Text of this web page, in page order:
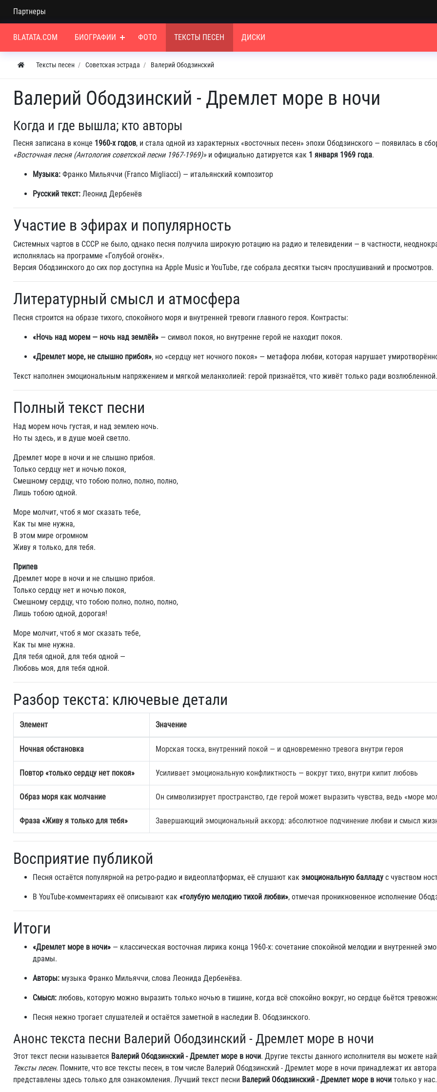
Партнеры
BLATATA.COM БИОГРАФИИ ФОТО ТЕКСТЫ ПЕСЕН ДИСКИ
Тексты песен Советская эстрада Валерий Ободзинский
Валерий Ободзинский - Дремлет море в ночи
Когда и где вышла; кто авторы
Песня записана в конце 1960-х годов, и стала одной из характерных «восточных песен» эпохи Ободзинского — появилась в
«Восточная песня (Антология советской песни 1967‑1969)»и официально датируется как 1 января 1969 года.
Музыка: Франко Мильяччи (Franco Migliacci) — итальянский композитор
Русский текст: Леонид Дербенёв
Участие в эфирах и популярность
Системных чартов в СССР не было, однако песня получила широкую ротацию на радио и телевидении — в частности,
исполнялась на программе «Голубой огонёк».
Версия Ободзинского до сих пор доступна на Apple Music и YouTube, где собрала десятки тысяч прослушиваний и просмотров.
Литературный смысл и атмосфера
Песня строится на образе тихого, спокойного моря и внутренней тревоги главного героя. Контрасты:
«Ночь над морем — ночь над землёй» — символ покоя, но внутренне герой не находит покоя.
«Дремлет море, не слышно прибоя», но «сердцу нет ночного покоя» — метафора любви, которая нарушает
Текст наполнен эмоциональным напряжением и мягкой меланхолией: герой признаётся, что живёт только ради возлюбленной.
Полный текст песни
Над морем ночь густая, и над землею ночь.
Но ты здесь, и в душе моей светло.
Дремлет море в ночи и не слышно прибоя.
Только сердцу нет и ночью покоя,
Смешному сердцу, что тобою полно, полно, полно,
Лишь тобою одной.
Море молчит, чтоб я мог сказать тебе,
Как ты мне нужна,
В этом мире огромном
Живу я только, для тебя.
Припев
Дремлет море в ночи и не слышно прибоя.
Только сердцу нет и ночью покоя,
Смешному сердцу, что тобою полно, полно, полно,
Лишь тобою одной, дорогая!
Море молчит, чтоб я мог сказать тебе,
Как ты мне нужна.
Для тебя одной, для тебя одной —
Любовь моя, для тебя одной.
Разбор текста: ключевые детали
Элемент Значение
Ночная обстановка Морская тоска, внутренний покой — и одновременно тревога внутри героя
Повтор «только сердцу нет покоя» Усиливает эмоциональную конфликтность — вокруг тихо, внутри кипит любовь
Образ моря как молчание Он символизирует пространство, где герой может выразить чувства, ведь «море
Фраза «Живу я только для тебя» Завершающий эмоциональный аккорд: абсолютное подчинение любви и смысл
Восприятие публикой
Песня остаётся популярной на ретро‑радио и видеоплатформах, её слушают как эмоциональную балладу с чувством
В YouTube‑комментариях её описывают как «голубую мелодию тихой любви», отмечая проникновенное исполнение
Итоги
«Дремлет море в ночи» — классическая восточная лирика конца 1960‑х: сочетание спокойной мелодии и внутренней
драмы.
Авторы: музыка Франко Мильяччи, слова Леонида Дербенёва.
Смысл: любовь, которую можно выразить только ночью в тишине, когда всё спокойно вокруг, но сердце бьётся
Песня нежно трогает слушателей и остаётся заметной в наследии В. Ободзинского.
Анонс текста песни Валерий Ободзинский - Дремлет море в ночи
Этот текст песни называется Валерий Ободзинский - Дремлет море в ночи. Другие тексты данного исполнителя вы можете
Тексты песен. Помните, что все тексты песен, в том числе Валерий Ободзинский - Дремлет море в ночи принадлежат их
представлены здесь только для ознакомления. Лучший текст песни Валерий Ободзинский - Дремлет море в ночи только у нас.